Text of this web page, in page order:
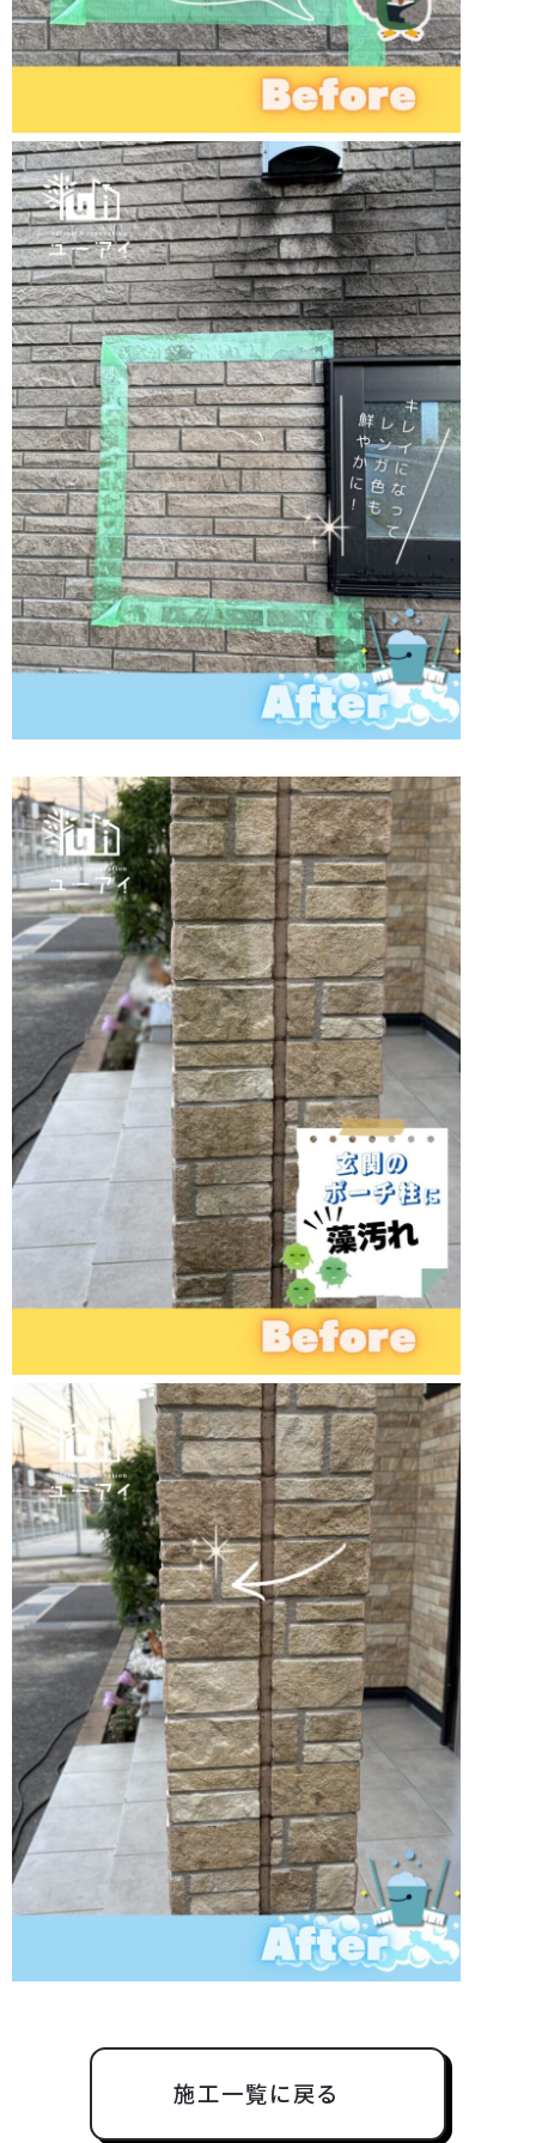
施工一覧に戻る